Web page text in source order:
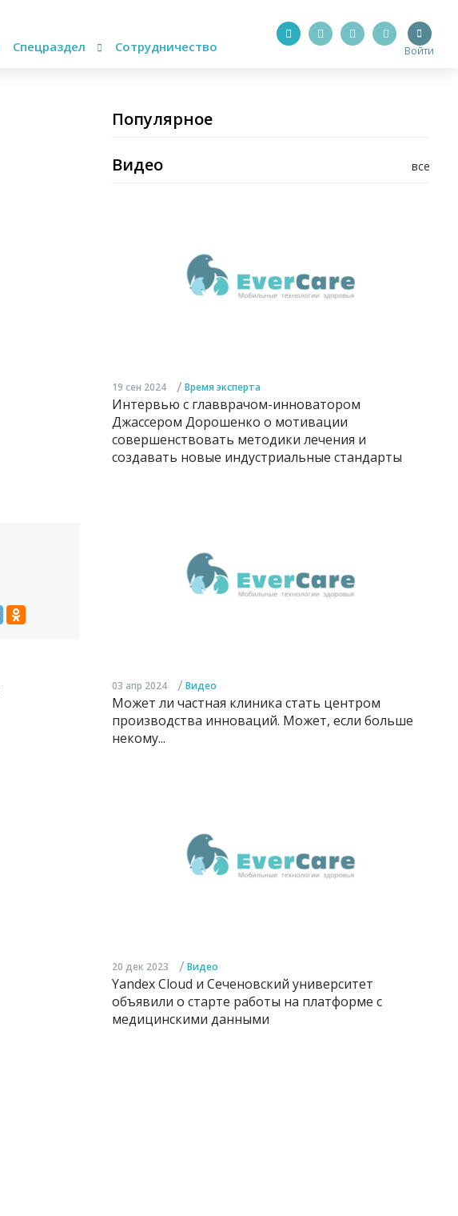
Спецраздел Сотрудничество Войти
Популярное
все
Видео
19 сен 2024 / Время эксперта
Интервью с главврачом-инноватором
Джассером Дорошенко о мотивации
совершенствовать методики лечения и
создавать новые индустриальные стандарты
03 апр 2024 / Видео
Может ли частная клиника стать центром
производства инноваций. Может, если больше
некому...
20 дек 2023 / Видео
Yandex Cloud и Сеченовский университет
объявили о старте работы на платформе с
медицинскими данными